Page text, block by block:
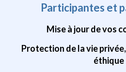
Participantes et
Mise à jour de vos
Protection de la vie
éthique